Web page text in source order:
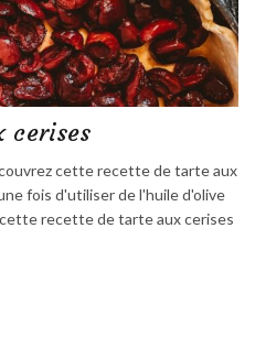
cerises
cette recette de tarte aux
fois d'utiliser de l'huile d'olive
recette de tarte aux cerises